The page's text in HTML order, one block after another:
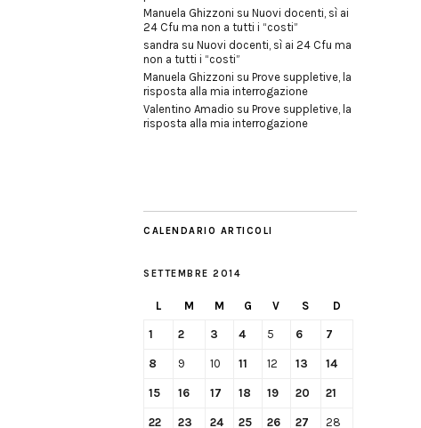
Manuela Ghizzoni su Nuovi docenti, sì ai
24 Cfu ma non a tutti i “costi”
sandra su Nuovi docenti, sì ai 24 Cfu ma
non a tutti i “costi”
Manuela Ghizzoni su Prove suppletive, la
risposta alla mia interrogazione
Valentino Amadio su Prove suppletive, la
risposta alla mia interrogazione
CALENDARIO ARTICOLI
SETTEMBRE 2014
L M M G V S D
1 2 3 4 5 6 7
8 9 10 11 12 13 14
15 16 17 18 19 20 21
22 23 24 25 26 27 28